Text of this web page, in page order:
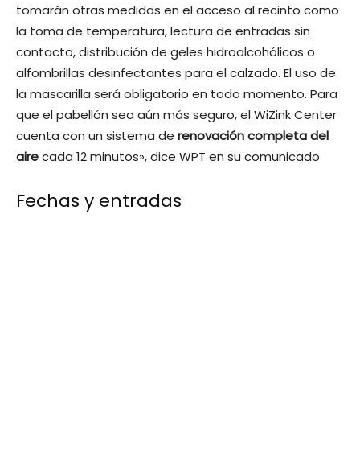
tomarán otras medidas en el acceso al recinto como
la toma de temperatura, lectura de entradas sin
contacto, distribución de geles hidroalcohólicos o
alfombrillas desinfectantes para el calzado. El uso de
la mascarilla será obligatorio en todo momento. Para
que el pabellón sea aún más seguro, el WiZink Center
cuenta con un sistema de renovación completa del
airecada 12 minutos», dice WPT en su comunicado
Fechas y entradas